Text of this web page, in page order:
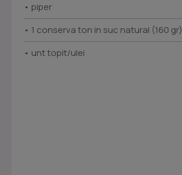
• piper
• 1 conserva ton in suc natural (160 gr)
• unt topit/ulei